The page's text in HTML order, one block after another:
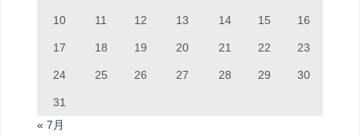
10 11 12 13 14 15 16
17 18 19 20 21 22 23
24 25 26 27 28 29 30
31
« 7月